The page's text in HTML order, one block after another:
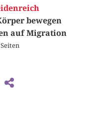
bewegen
auf Migration